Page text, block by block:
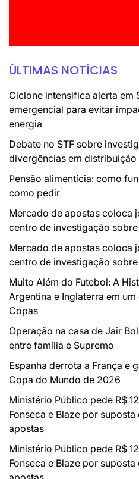
ÚLTIMAS NOTÍCIAS
Ciclone intensifica alerta em
emergencial para evitar
energia
Debate no STF sobre
divergências em
Pensão alimentícia: como
como pedir
Mercado de apostas coloca
centro de investigação
Mercado de apostas coloca
centro de investigação
Muito Além do Futebol: A
Argentina e Inglaterra em
Copas
Operação na casa de Jair
entre família e Supremo
Espanha derrota a França e
Copa do Mundo de 2026
Ministério Público pede R$
Fonseca e Blaze por
apostas
Ministério Público pede R$
Fonseca e Blaze por